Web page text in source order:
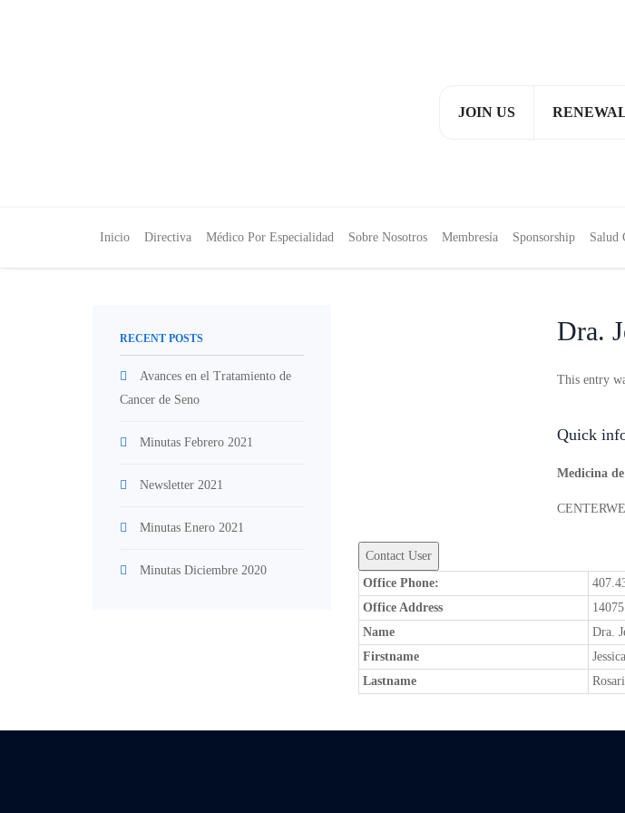
JOIN US
Inicio Directiva Médico Por Especialidad Sobre Nosotros Membresía Sponsorship Salud
Dra.
This entry
Quick
Medicina
Office Phone:
Office Address
Name
Dra.
Firstname
Jessica
Lastname
RECENT POSTS
Avances en el Tratamiento de
Cancer de Seno
Minutas Febrero 2021
Newsletter 2021
Minutas Enero 2021
Minutas Diciembre 2020